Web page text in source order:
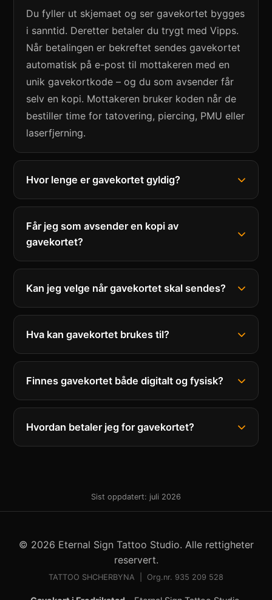
Du fyller ut skjemaet og ser gavekortet bygges
i sanntid. Deretter betaler du trygt med Vipps.
Når betalingen er bekreftet sendes gavekortet
automatisk på e-post til mottakeren med en
unik gavekortkode – og du som avsender får
selv en kopi. Mottakeren bruker koden når de
bestiller time for tatovering, piercing, PMU eller
laserfjerning.
Hvor lenge er gavekortet gyldig?
Får jeg som avsender en kopi av
gavekortet?
Kan jeg velge når gavekortet skal sendes?
Hva kan gavekortet brukes til?
Finnes gavekortet både digitalt og fysisk?
Hvordan betaler jeg for gavekortet?
Sist oppdatert: juli 2026
© 2026 Eternal Sign Tattoo Studio. Alle rettigheter
reservert.
TATTOO SHCHERBYNA | Org.nr. 935 209 528